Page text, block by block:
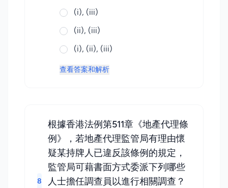
(i), (iii)
(ii), (iii)
(i), (ii), (iii)
查看答案和解析
8
根據香港法例第511章《地產代理條
例》，若地產代理監管局有理由懷
疑某持牌人已違反該條例的規定，
監管局可藉書面方式委派下列哪些
人士擔任調查員以進行相關調查？